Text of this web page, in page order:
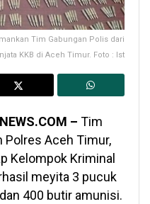
Tim Gabungan Polis dari
KKB di Aceh Timur. Foto : Ist
– Tim
Polres Aceh Timur,
Kelompok Kriminal
meyita 3 pucuk
400 butir amunisi.